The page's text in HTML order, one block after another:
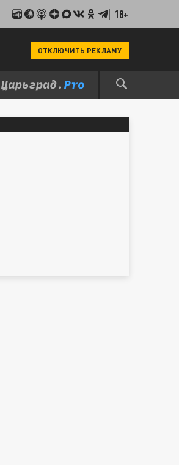
18+
ОТКЛЮЧИТЬ РЕКЛАМУ